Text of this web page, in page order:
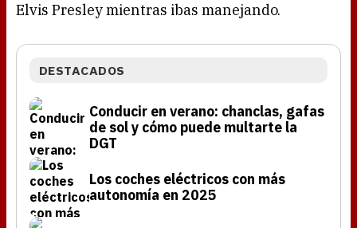
Elvis Presley mientras ibas manejando.
DESTACADOS
Conducir en verano: chanclas, gafas
de sol y cómo puede multarte la
DGT
Los coches eléctricos con más
autonomía en 2025